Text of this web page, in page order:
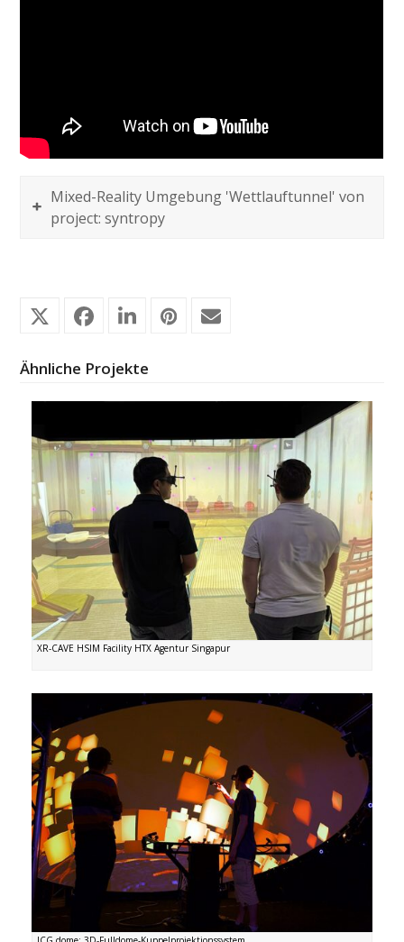
Mixed-Reality Umgebung 'Wettlauftunnel' von
project: syntropy
Ähnliche Projekte
XR-CAVE HSIM Facility HTX Agentur Singapur